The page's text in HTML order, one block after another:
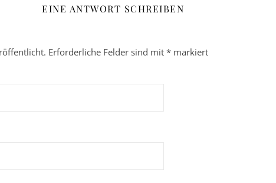
EINE ANTWORT SCHREIBEN
Erforderliche Felder sind mit * markiert